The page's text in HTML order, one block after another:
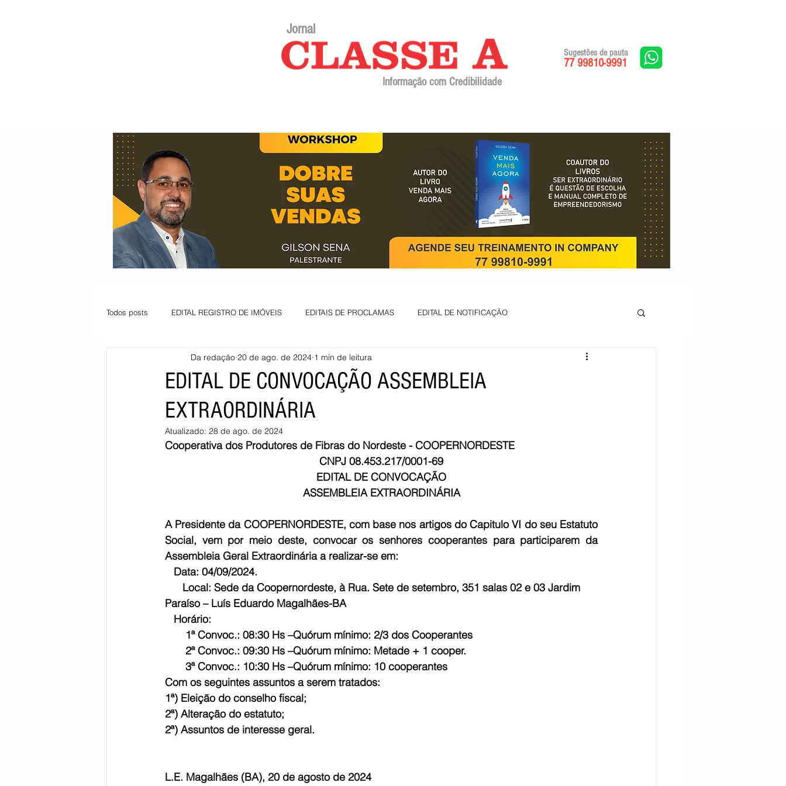
Jornal
77 99810-9991
Sugestões de pauta
Informação com Credibilidade
Todos posts EDITAL REGISTRO DE IMÓVEIS EDITAIS DE PROCLAMAS EDITAL DE NOTIFICAÇÃO
VAGA PARA JOVEM APRENDIZ EDITAL DE INTIMAÇÃO AVISO DE LEILÃO
Informe - Deputado Tito Balanço ambiental
Pedido de renovação Vagas PCD LICENÇA DE OPERAÇÃO Edital - alteração de regime de ben
PEDIDO DE LICENÇA DE IMPLANTAÇÃO LICITAÇÃO POLÍTICA
EDUCAÇÃO SAÚDE AGRONEGÓCIO BRASIL CULTURA AVISO DE LICITAÇÃO
EDITAL DE CONVOCAÇÃO ASSEMBLEIA
EXTRAORDINÁRIA
Da redação 20 de ago. de 2024 1 min de leitura
Atualizado: 28 de ago. de 2024
Cooperativa dos Produtores de Fibras do Nordeste - COOPERNORDESTE
CNPJ 08.453.217/0001-69
EDITAL DE CONVOCAÇÃO
ASSEMBLEIA EXTRAORDINÁRIA
A Presidente da COOPERNORDESTE, com base nos artigos do Capitulo VI do seu Estatuto
Social, vem por meio deste, convocar os senhores cooperantes para participarem da
Assembleia Geral Extraordinária a realizar-se em:
Data: 04/09/2024.
Local: Sede da Coopernordeste, à Rua. Sete de setembro, 351 salas 02 e 03 Jardim
Paraíso – Luís Eduardo Magalhães-BA
Horário:
1ª Convoc.: 08:30 Hs –Quórum mínimo: 2/3 dos Cooperantes
2ª Convoc.: 09:30 Hs –Quórum mínimo: Metade + 1 cooper.
3ª Convoc.: 10:30 Hs –Quórum mínimo: 10 cooperantes
Com os seguintes assuntos a serem tratados:
1ª) Eleição do conselho fiscal;
2ª) Alteração do estatuto;
2ª) Assuntos de interesse geral.
L.E. Magalhães (BA), 20 de agosto de 2024